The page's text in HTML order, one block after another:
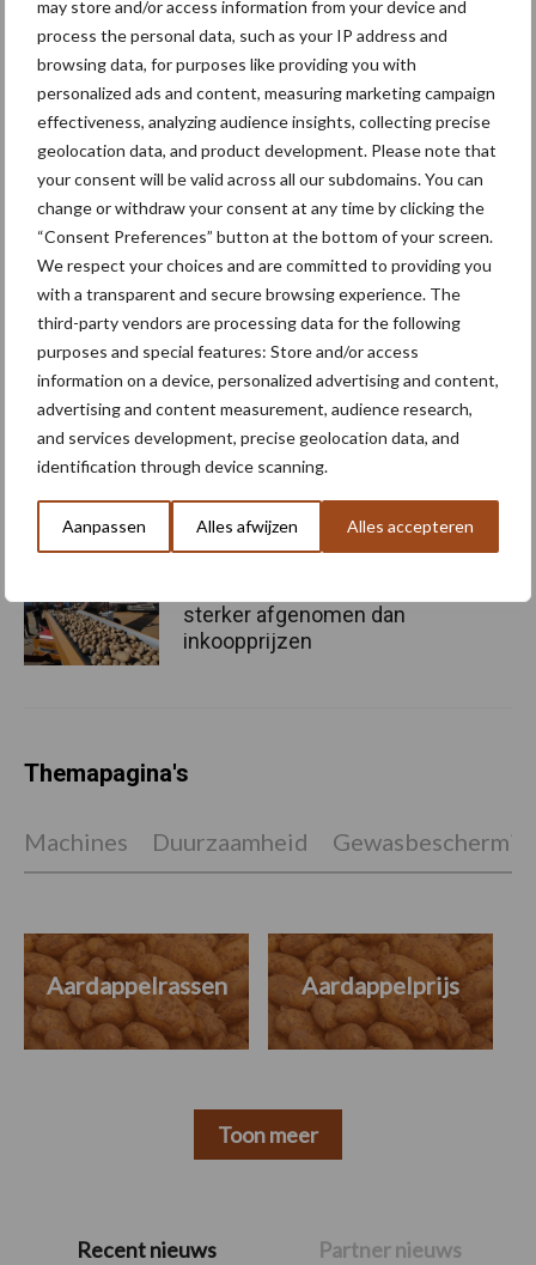
may store and/or access information from your device and
process the personal data, such as your IP address and
browsing data, for purposes like providing you with
personalized ads and content, measuring marketing campaign
effectiveness, analyzing audience insights, collecting precise
geolocation data, and product development. Please note that
your consent will be valid across all our subdomains. You can
change or withdraw your consent at any time by clicking the
“Consent Preferences” button at the bottom of your screen.
We respect your choices and are committed to providing you
with a transparent and secure browsing experience. The
third-party vendors are processing data for the following
purposes and special features: Store and/or access
information on a device, personalized advertising and content,
advertising and content measurement, audience research,
and services development, precise geolocation data, and
identification through device scanning.
Aanpassen Alles afwijzen Alles accepteren
aanhouden. Echter, de geopolitieke spanningen kunnen een
groot effect hebben op de wereldhandel in graan en het tij ook
weer keren als er crises ontstaan die direct invloed hebben op de
tarwevoorraden en handel.
Bron:Agrimatie
PrimaireRecent nieuws Partner nieuws
Aanbevolen voor jou! graanprijs
Graanprijzen blijven stijgen,
Amerikaanse sojabonen in
cruciale bloeifase
Graanoogst uitzonderlijk
vroeg van start: prima
kwaliteit, maar minder kilo’s
sterker afgenomen dan
inkoopprijzen
Themapagina's
Machines Duurzaamheid
Aardappelrassen Aardappelprijs
Toon meer